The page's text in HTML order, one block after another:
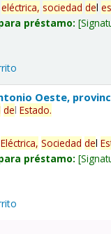
eléctrica, sociedad del
préstamo:
Oeste,
delEstado.
Eléctrica, Sociedad del
préstamo: